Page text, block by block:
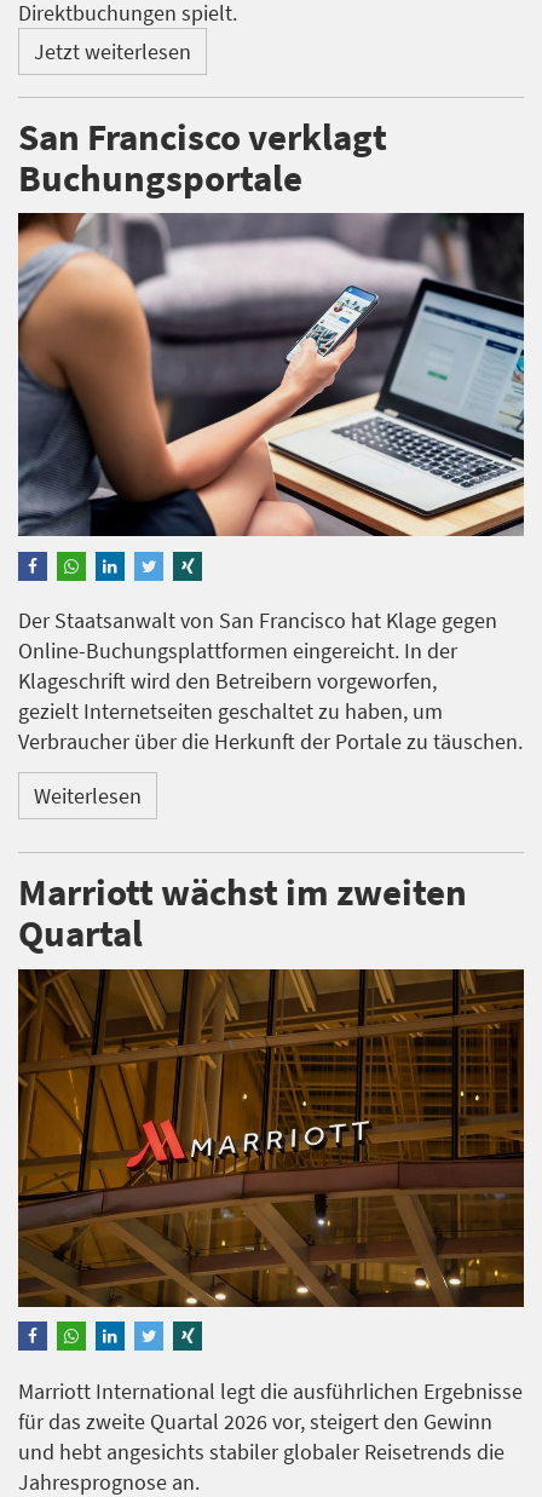
Direktbuchungen spielt.
Jetzt weiterlesen
San Francisco verklagt
Buchungsportale
Der Staatsanwalt von San Francisco hat Klage gegen
Online-Buchungsplattformen eingereicht. In der
Klageschrift wird den Betreibern vorgeworfen,
gezielt Internetseiten geschaltet zu haben, um
Verbraucher über die Herkunft der Portale zu täuschen.
Weiterlesen
Marriott wächst im zweiten
Quartal
Marriott International legt die ausführlichen Ergebnisse
für das zweite Quartal 2026 vor, steigert den Gewinn
und hebt angesichts stabiler globaler Reisetrends die
Jahresprognose an.